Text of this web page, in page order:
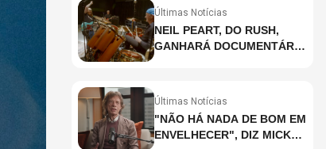
Últimas Notícias
NEIL PEART, DO RUSH,
GANHARÁ DOCUMENTÁRIO
SMITH, STEWART
CAREY
Últimas Notícias
"NÃO HÁ NADA DE BOM EM
ENVELHECER", DIZ MICK